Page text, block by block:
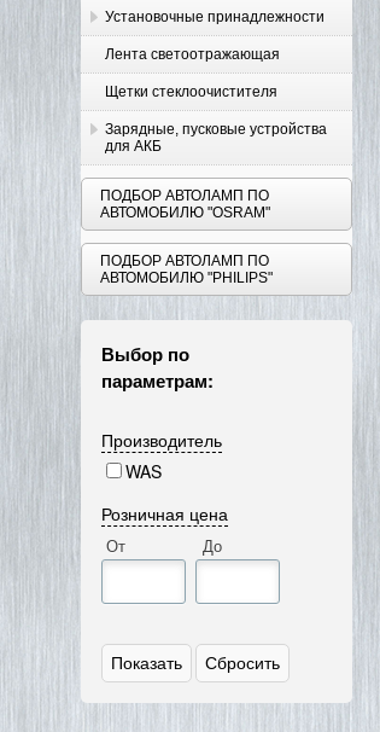
Установочные принадлежности
Лента светоотражающая
Щетки стеклоочистителя
Зарядные, пусковые устройства
для АКБ
ПОДБОР АВТОЛАМП ПО
АВТОМОБИЛЮ "OSRAM"
ПОДБОР АВТОЛАМП ПО
АВТОМОБИЛЮ "PHILIPS"
Выбор по
параметрам:
Производитель
WAS
Розничная цена
От До